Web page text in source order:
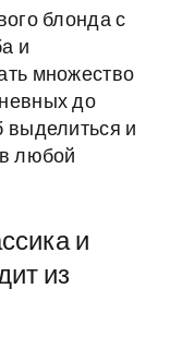
блонда с
и
множество
до
выделиться и
любой
и
из